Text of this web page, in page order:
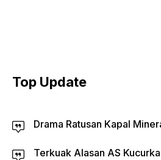
Top Update
Drama Ratusan Kapal
Terkuak Alasan AS